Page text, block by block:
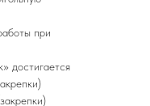
при
достигается